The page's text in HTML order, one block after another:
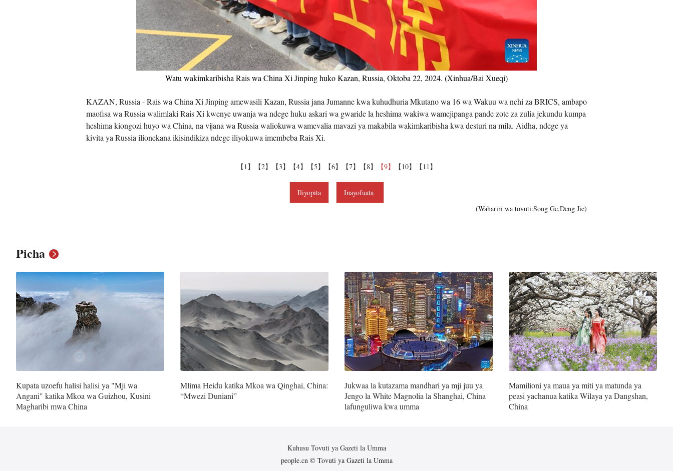
Ελληνικά
Tiếng Việt
اردو
Watu wakimkaribisha Rais wa China Xi Jinping huko Kazan, Russia, Oktoba 22, 2024. (Xinhua/Bai Xueqi)
KAZAN, Russia - Rais wa China Xi Jinping amewasili Kazan, Russia jana Jumanne kwa kuhudhuria Mkutano wa 16 wa Wakuu wa nchi za BRICS, ambapo
maofisa wa Russia walimlaki Rais Xi kwenye uwanja wa ndege huku askari wa gwaride la heshima wakiwa wamejipanga pande zote za zulia jekundu kumpa
heshima kiongozi huyo wa China, na vijana wa Russia waliokuwa wamevalia mavazi ya makabila wakimkaribisha kwa desturi na mila. Aidha, ndege ya
kivita ya Russia ilionekana ikisindikiza ndege iliyokuwa imembeba Rais Xi.
【1】 【2】 【3】 【4】 【5】 【6】 【7】 【8】 【9】 【10】 【11】
Iliyopita
Inayofuata
(Wahariri wa tovuti:Song Ge,Deng Jie)
Picha
Kupata uzoefu halisi halisi ya "Mji wa
Angani" katika Mkoa wa Guizhou, Kusini
Magharibi mwa China
Mlima Heidu katika Mkoa wa Qinghai, China:
“Mwezi Duniani”
Jukwaa la kutazama mandhari ya mji juu ya
Jengo la White Magnolia la Shanghai, China
lafunguliwa kwa umma
Mamilioni ya maua ya miti ya matunda ya
peasi yachanua katika Wilaya ya Dangshan,
China
Kuhusu Tovuti ya Gazeti la Umma
people.cn © Tovuti ya Gazeti la Umma